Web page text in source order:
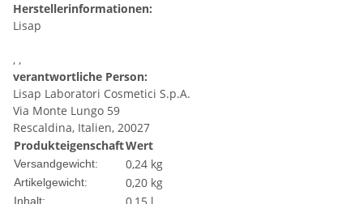
Herstellerinformationen:
Lisap
, ,
verantwortliche Person:
Lisap Laboratori Cosmetici S.p.A.
Via Monte Lungo 59
Rescaldina, Italien, 20027
ProdukteigenschaftWert
Versandgewicht: 0,24 kg
Artikelgewicht: 0,20 kg
Inhalt: